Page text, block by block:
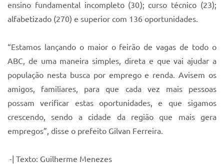
ensino fundamental incompleto (30); curso técnico (23);
alfabetizado (270) e superior com 136 oportunidades.
“Estamos lançando o maior o feirão de vagas de todo o
ABC, de uma maneira simples, direta e que vai ajudar a
população nesta busca por emprego e renda. Avisem os
amigos, familiares, para que cada vez mais pessoas
possam verificar estas oportunidades, e que sigamos
crescendo, sendo a cidade da região que mais gera
empregos”, disse o prefeito Gilvan Ferreira.
-| Texto: Guilherme Menezes